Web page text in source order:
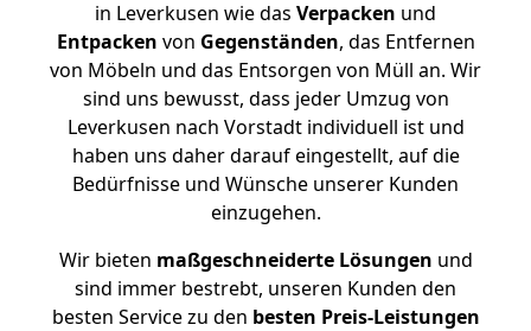
in Leverkusen wie das Verpacken und
Entpacken von Gegenständen, das Entfernen
von Möbeln und das Entsorgen von Müll an. Wir
sind uns bewusst, dass jeder Umzug von
Leverkusen nach Vorstadt individuell ist und
haben uns daher darauf eingestellt, auf die
Bedürfnisse und Wünsche unserer Kunden
einzugehen.
Wir bieten maßgeschneiderte Lösungen und
sind immer bestrebt, unseren Kunden den
besten Service zu den besten Preis-Leistungen